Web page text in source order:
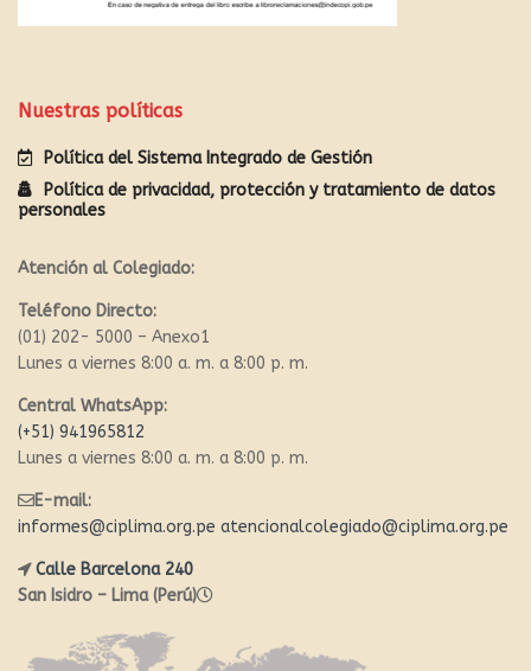
Nuestras políticas
Política del Sistema Integrado de Gestión
Política de privacidad, protección y tratamiento de datos
personales
Atención al Colegiado:
Teléfono Directo:
(01) 202- 5000 – Anexo1
Lunes a viernes 8:00 a. m. a 8:00 p. m.
Central WhatsApp:
(+51) 941965812
Lunes a viernes 8:00 a. m. a 8:00 p. m.
E-mail:
informes@ciplima.org.pe atencionalcolegiado@ciplima.org.pe
Calle Barcelona 240
San Isidro – Lima (Perú)